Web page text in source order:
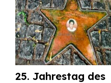
25. Jahrestag des